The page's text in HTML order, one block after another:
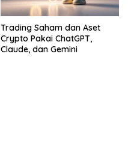
Trading Saham dan Aset
Crypto Pakai ChatGPT,
Claude, dan Gemini